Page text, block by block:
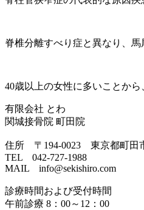
脊椎分離すべり症と異なり、馬
40歳以上の女性に多いことか
有限会社 とわ
関城接骨院 町田院
住所 〒194-0023 東京都町田
TEL 042-727-1988
MAIL info@sekishiro.com
診療時間および受付時間
午前診療 8：00～12：00